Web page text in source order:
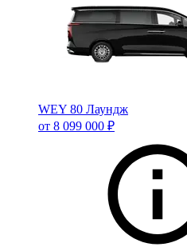
WEY 80 Лаундж
от 8 099 000 ₽